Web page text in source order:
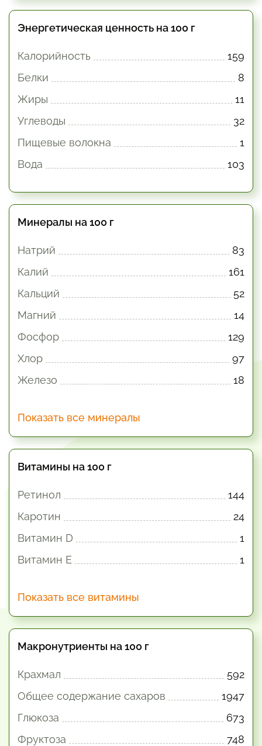
Энергетическая ценность на 100 г
Калорийность
159
Белки
8
Жиры
11
Углеводы
32
Пищевые волокна
1
Вода
103
Минералы на 100 г
Натрий
83
Калий
161
Кальций
52
Магний
14
Фосфор
129
Хлор
97
Железо
18
Показать все минералы
Витамины на 100 г
Ретинол
144
Каротин
24
Витамин D
1
Витамин E
1
Показать все витамины
Макронутриенты на 100 г
Крахмал
592
Общее содержание сахаров
1947
Глюкоза
673
Фруктоза
748